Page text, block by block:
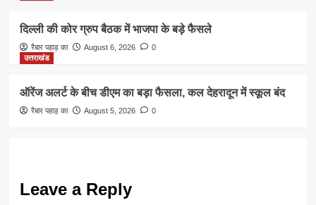
दिल्ली की कोर ग्रुप बैठक में भाजपा के बड़े फैसले
रैबार पहाड़ का August 6, 2026
0
उत्तराखंड
ऑरेंज अलर्ट के बीच डीएम का बड़ा फैसला, कल देहरादून में स्कूल बंद
रैबार पहाड़ का August 5, 2026 0
Leave a Reply